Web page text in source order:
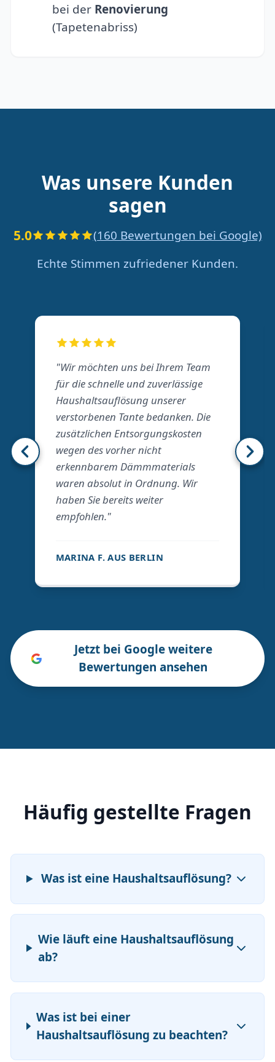
bei der Renovierung
(Tapetenabriss)
Was unsere Kunden
sagen
5.0
(160 Bewertungen bei Google)
Echte Stimmen zufriedener Kunden.
"Wir möchten uns bei Ihrem Team
für die schnelle und zuverlässige
Haushaltsauflösung unserer
verstorbenen Tante bedanken. Die
zusätzlichen Entsorgungskosten
wegen des vorher nicht
erkennbarem Dämmmaterials
waren absolut in Ordnung. Wir
haben Sie bereits weiter
empfohlen."
MARINA F. AUS BERLIN
Jetzt bei Google weitere
Bewertungen ansehen
Häufig gestellte Fragen
Was ist eine Haushaltsauflösung?
Wie läuft eine Haushaltsauflösung
ab?
Was ist bei einer
Haushaltsauflösung zu beachten?